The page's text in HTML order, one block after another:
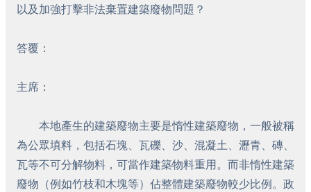
以及加強打擊非法棄置建築廢物問題？
答覆：
主席：
本地產生的建築廢物主要是惰性建築廢物，一般被稱
為公眾填料，包括石塊、瓦礫、沙、混凝土、瀝青、磚、
瓦等不可分解物料，可當作建築物料重用。而非惰性建築
廢物（例如竹枝和木塊等）佔整體建築廢物較少比例。政